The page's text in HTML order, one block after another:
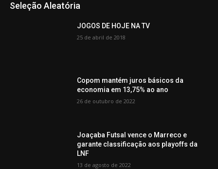
Seleção Aleatória
JOGOS DE HOJE NA TV
25 de abril de 2018
Copom mantém juros básicos da
economia em 13,75% ao ano
26 de outubro de 2022
Joaçaba Futsal vence o Marreco e
garante classificação aos playoffs da
LNF
13 de agosto de 2022